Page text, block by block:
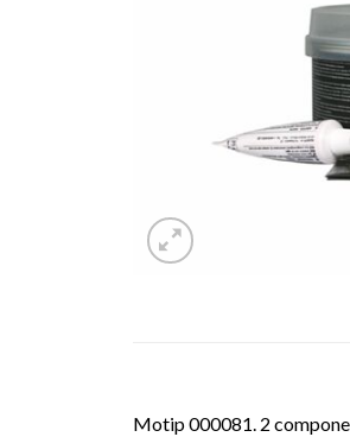
Motip 000081. 2